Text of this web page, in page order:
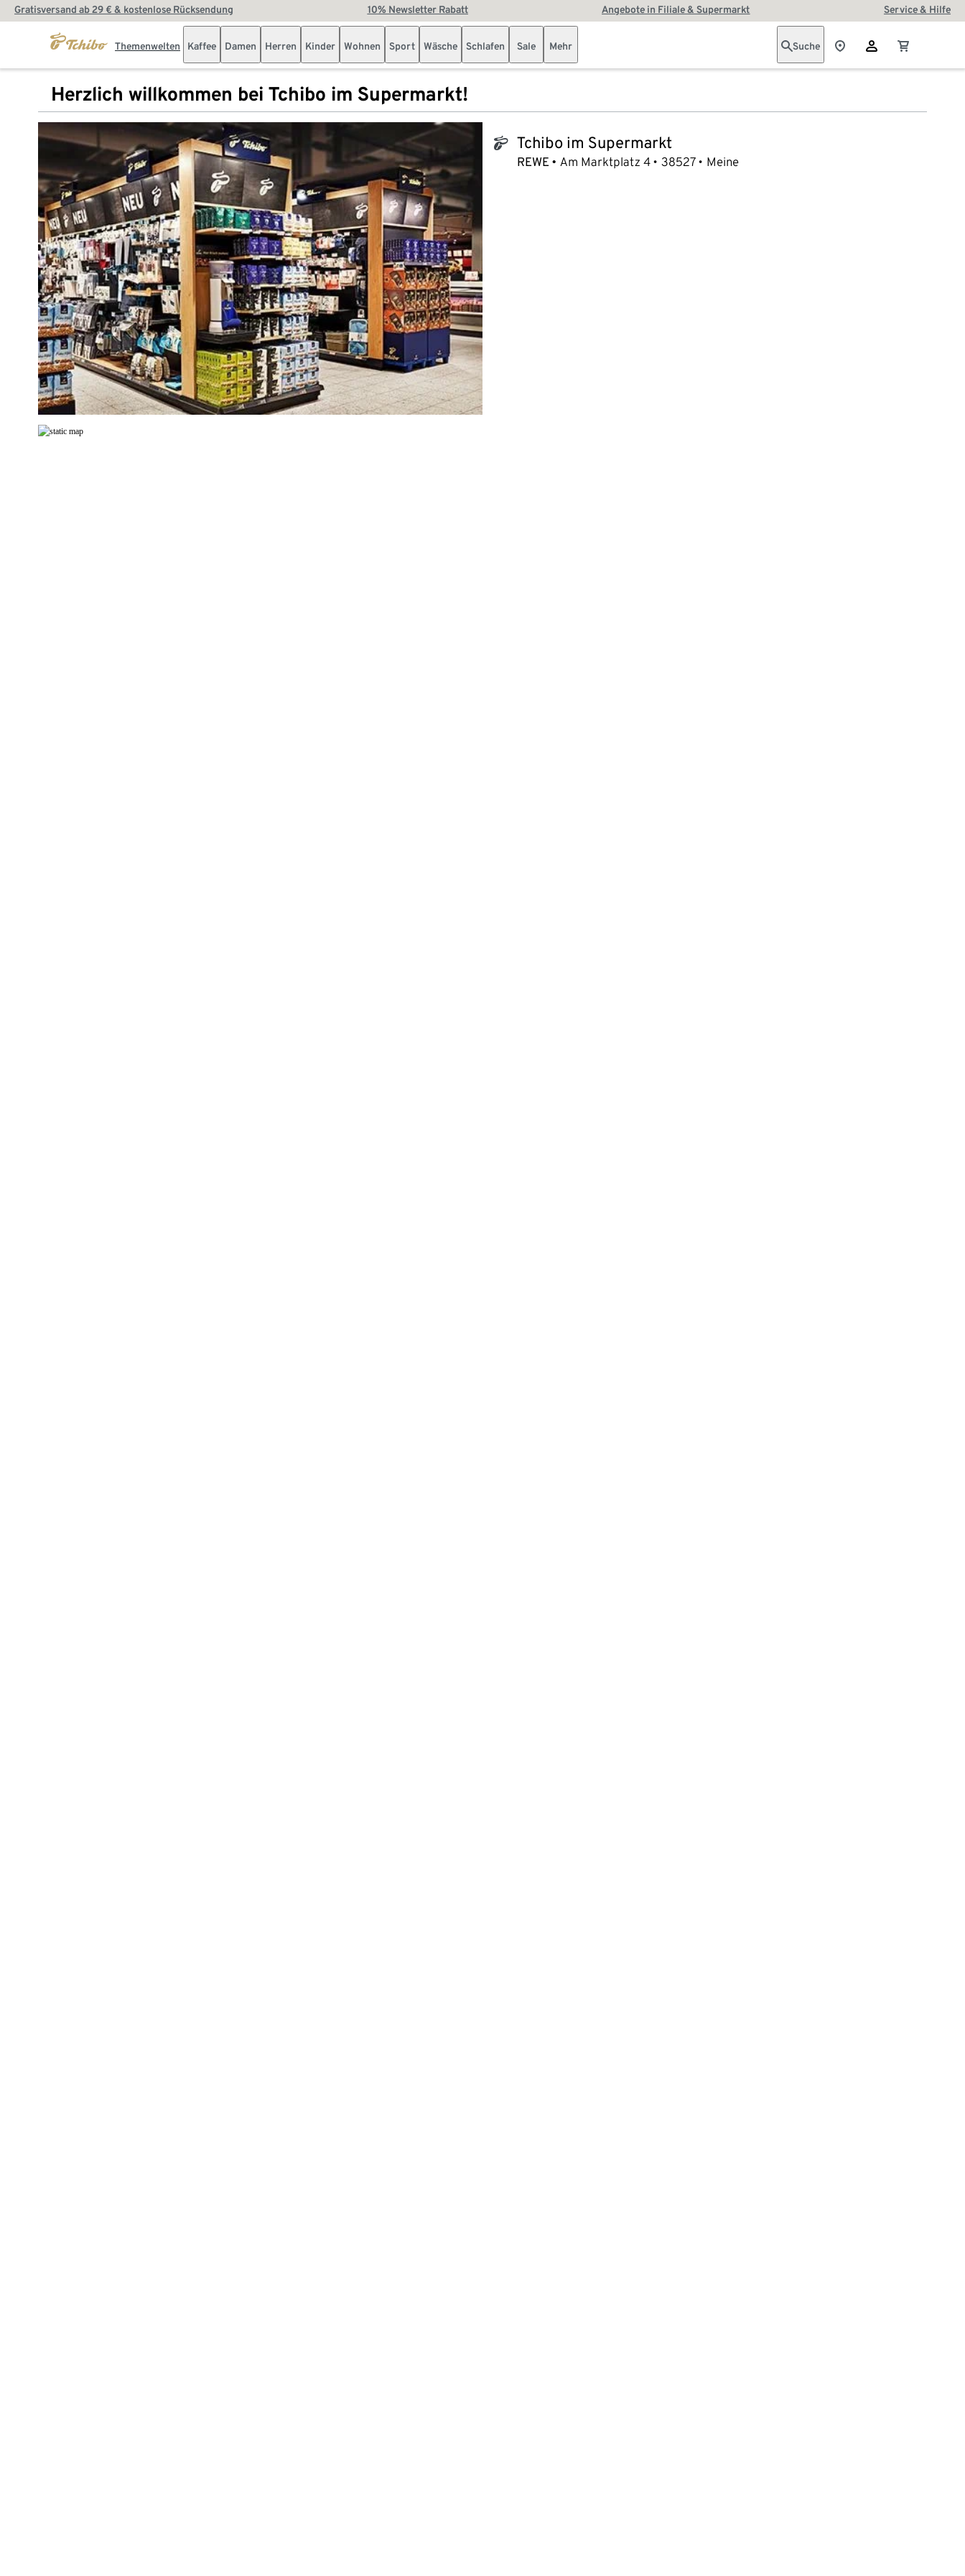
Gratisversand ab 29 € & kostenlose Rücksendung 10% Newsletter Rabatt Angebote in Filiale & Supermarkt Service & Hilfe
Themenwelten Kaffee Damen Herren Kinder Wohnen Sport Wäsche Schlafen Sale Mehr Suche
Herzlich willkommen bei Tchibo im Supermarkt!
tchibo_logo Tchibo im Supermarkt
REWE Am Marktplatz 4 38527 Meine